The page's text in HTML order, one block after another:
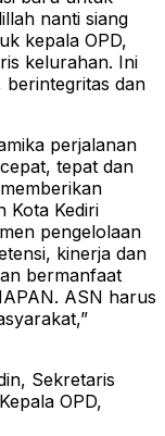
nanti siang
kepala OPD,
kelurahan. Ini
dan
perjalanan
tepat dan
Kota Kediri
pengelolaan
kinerja dan
bermanfaat
ASN harus
Sekretaris
OPD,